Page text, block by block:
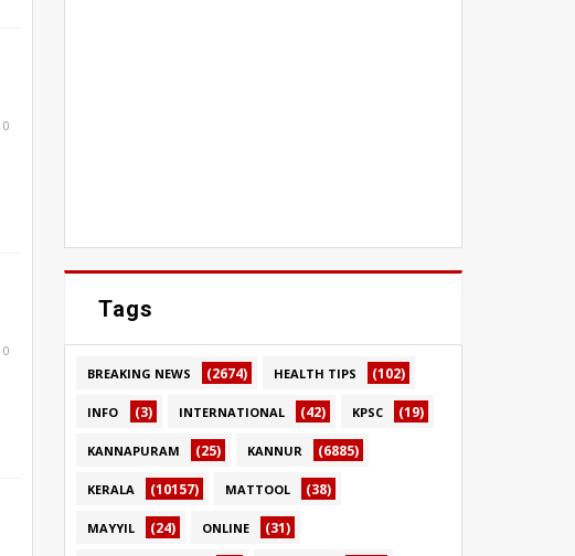
0
0
Tags
BREAKING NEWS (2674) HEALTH TIPS (102)
INFO (3) INTERNATIONAL (42) KPSC (19)
KANNAPURAM (25) KANNUR (6885)
KERALA (10157) MATTOOL (38)
MAYYIL (24) ONLINE (31)